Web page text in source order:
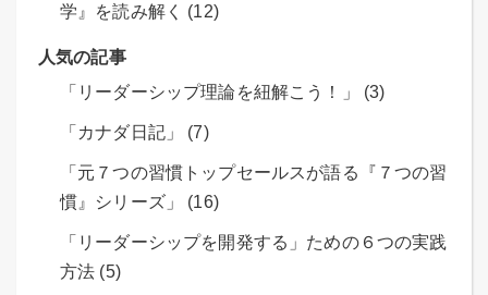
学』を読み解く (12)
人気の記事
「リーダーシップ理論を紐解こう！」 (3)
「カナダ日記」 (7)
「元７つの習慣トップセールスが語る『７つの習
慣』シリーズ」 (16)
「リーダーシップを開発する」ための６つの実践
方法 (5)